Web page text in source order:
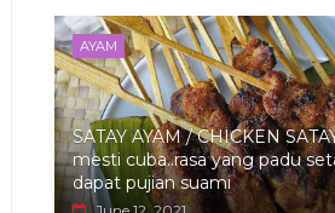
AYAM
SATAY AYAM / CHICKEN
mesti cuba..rasa yang padu
dapat pujian suami